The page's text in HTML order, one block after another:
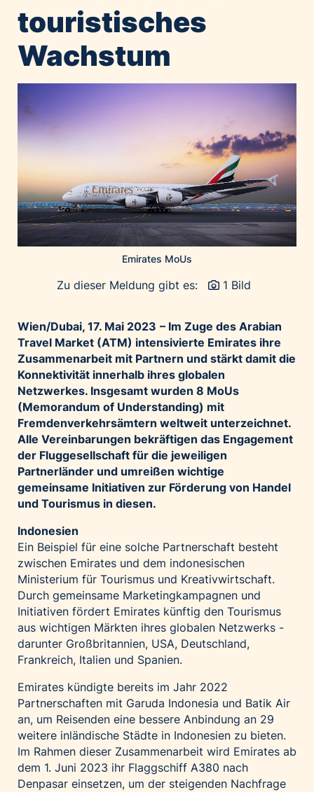
Emirates
Expo 2025 Osaka
GE HealthCare
Home of Work
Huawei Consumer Business Group
JP Immobilien
JYSK
Kroatische Zentrale für Tourismus
List Holding Gruppe
Mondelēz Österreich
Muse Electronics
Neuroth
öbv – Österreichischer Bundesverlag
Ökopharm
Palfinger AG
Polestar
REXEL Austria
Starbucks
Superbrands Austria
Tante Fanny
Vollpension
win2day
Wolt
woom bikes
Kontakt
touristisches
Wachstum
Emirates MoUs
Zu dieser Meldung gibt es: 1 Bild
Wien/Dubai, 17. Mai 2023 – Im Zuge des Arabian
Travel Market (ATM) intensivierte Emirates ihre
Zusammenarbeit mit Partnern und stärkt damit die
Konnektivität innerhalb ihres globalen
Netzwerkes. Insgesamt wurden 8 MoUs
(Memorandum of Understanding) mit
Fremdenverkehrsämtern weltweit unterzeichnet.
Alle Vereinbarungen bekräftigen das Engagement
der Fluggesellschaft für die jeweiligen
Partnerländer und umreißen wichtige
gemeinsame Initiativen zur Förderung von Handel
und Tourismus in diesen.
Indonesien
Ein Beispiel für eine solche Partnerschaft besteht
zwischen Emirates und dem indonesischen
Ministerium für Tourismus und Kreativwirtschaft.
Durch gemeinsame Marketingkampagnen und
Initiativen fördert Emirates künftig den Tourismus
aus wichtigen Märkten ihres globalen Netzwerks -
darunter Großbritannien, USA, Deutschland,
Frankreich, Italien und Spanien.
Emirates kündigte bereits im Jahr 2022
Partnerschaften mit Garuda Indonesia und Batik Air
an, um Reisenden eine bessere Anbindung an 29
weitere inländische Städte in Indonesien zu bieten.
Im Rahmen dieser Zusammenarbeit wird Emirates ab
dem 1. Juni 2023 ihr Flaggschiff A380 nach
Denpasar einsetzen, um der steigenden Nachfrage